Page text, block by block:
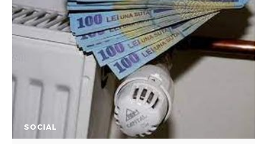
SOCIAL